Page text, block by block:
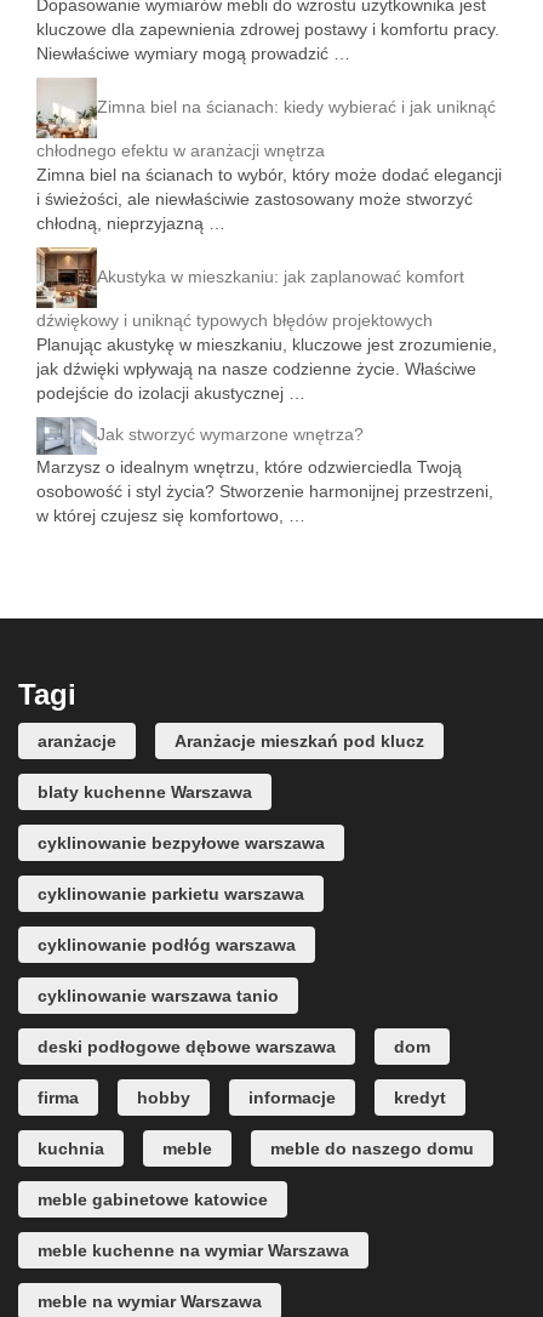
Dopasowanie wymiarów mebli do wzrostu użytkownika jest
kluczowe dla zapewnienia zdrowej postawy i komfortu pracy.
Niewłaściwe wymiary mogą prowadzić …
Zimna biel na ścianach: kiedy wybierać i jak uniknąć
chłodnego efektu w aranżacji wnętrza
Zimna biel na ścianach to wybór, który może dodać elegancji
i świeżości, ale niewłaściwie zastosowany może stworzyć
chłodną, nieprzyjazną …
Akustyka w mieszkaniu: jak zaplanować komfort
dźwiękowy i uniknąć typowych błędów projektowych
Planując akustykę w mieszkaniu, kluczowe jest zrozumienie,
jak dźwięki wpływają na nasze codzienne życie. Właściwe
podejście do izolacji akustycznej …
Jak stworzyć wymarzone wnętrza?
Marzysz o idealnym wnętrzu, które odzwierciedla Twoją
osobowość i styl życia? Stworzenie harmonijnej przestrzeni,
w której czujesz się komfortowo, …
Tagi
aranżacje Aranżacje mieszkań pod klucz
blaty kuchenne Warszawa
cyklinowanie bezpyłowe warszawa
cyklinowanie parkietu warszawa
cyklinowanie podłóg warszawa
cyklinowanie warszawa tanio
deski podłogowe dębowe warszawa dom
firma hobby informacje kredyt
kuchnia meble meble do naszego domu
meble gabinetowe katowice
meble kuchenne na wymiar Warszawa
meble na wymiar Warszawa